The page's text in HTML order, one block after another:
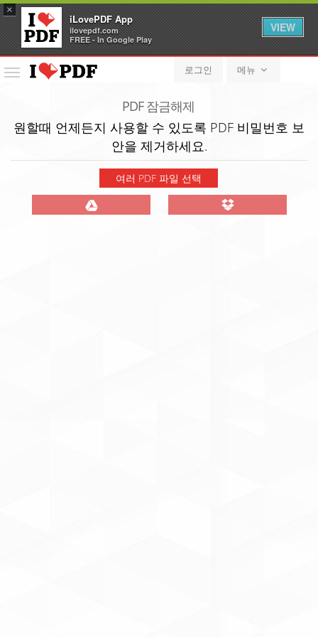
×
iLovePDF App
ilovepdf.com
FREE - In Google Play
VIEW
로그인 메뉴
메
PDF 잠금해제
원할때 언제든지 사용할 수 있도록 PDF 비밀번호 보
안을 제거하세요.
여러 PDF 파일 선택